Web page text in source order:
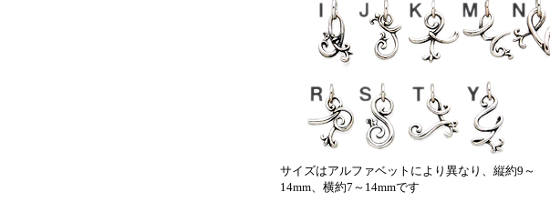
サイズはアルファベットにより異なり、縦約9～
14mm、横約7～14mmです